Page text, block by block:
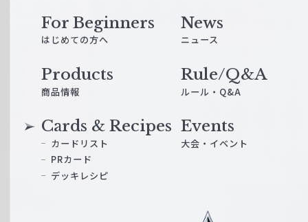
For Beginners
はじめての方へ
News
ニュース
Products
商品情報
Cards & Recipes
カードリスト
PRカード
デッキレシピ
Events
大会・イベント
Rule/Q&A
ルール・Q&A